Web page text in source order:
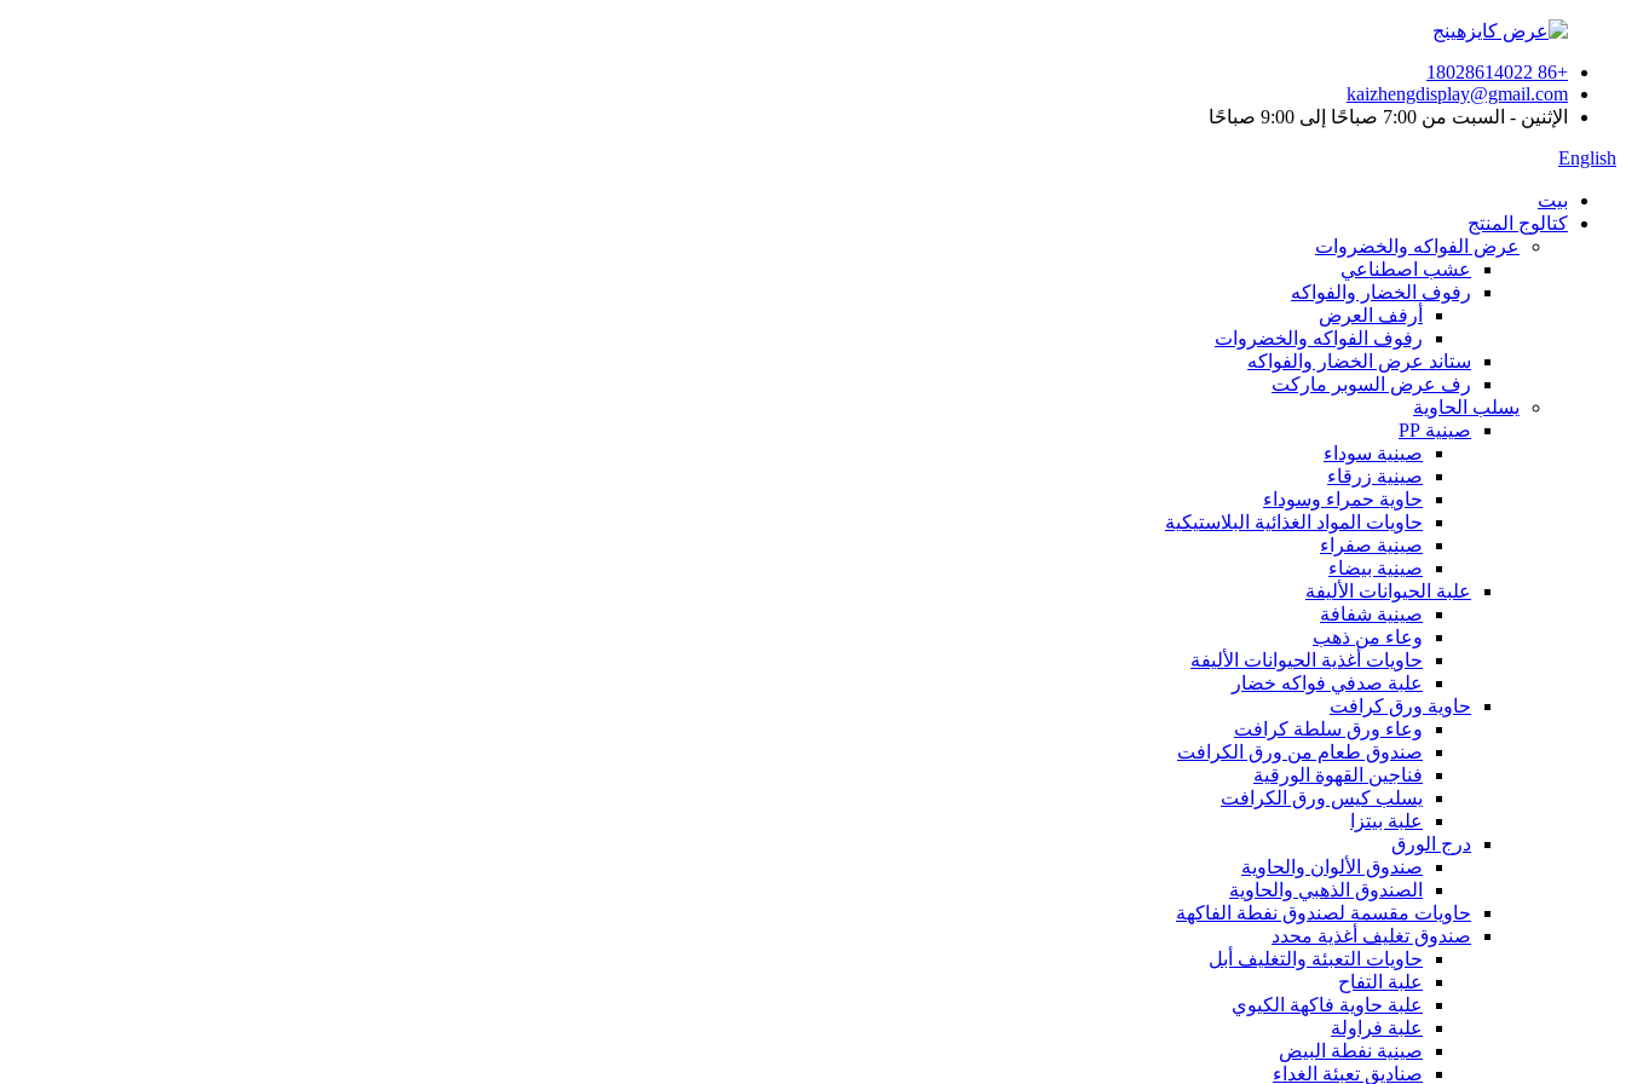
+86 18028614022
kaizhengdisplay@gmail.com
الإثنين - السبت من 7:00 صباحًا إلى 9:00 صباحًا
English
بيت
كتالوج المنتج
عرض الفواكه والخضروات
عشب اصطناعي
رفوف الخضار والفواكه
أرفف العرض
رفوف الفواكه والخضروات
ستاند عرض الخضار والفواكه
رف عرض السوبر ماركت
يسلب الحاوية
صينية PP
صينية سوداء
صينية زرقاء
حاوية حمراء وسوداء
حاويات المواد الغذائية البلاستيكية
صينية صفراء
صينية بيضاء
علبة الحيوانات الأليفة
صينية شفافة
وعاء من ذهب
حاويات أغذية الحيوانات الأليفة
علبة صدفي فواكه خضار
حاوية ورق كرافت
وعاء ورق سلطة كرافت
صندوق طعام من ورق الكرافت
فناجين القهوة الورقية
يسلب كيس ورق الكرافت
علبة بيتزا
درج الورق
صندوق الألوان والحاوية
الصندوق الذهبي والحاوية
حاويات مقسمة لصندوق نفطة الفاكهة
صندوق تغليف أغذية محدد
حاويات التعبئة والتغليف أبل
علبة التفاح
علبة حاوية فاكهة الكيوي
علبة فراولة
صينية نفطة البيض
صناديق تعبئة الغداء